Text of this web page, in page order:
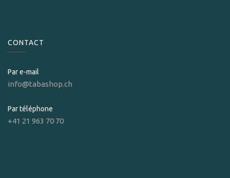
CONTACT
Par e-mail
info@tabashop.ch
Par téléphone
+41 21 963 70 70